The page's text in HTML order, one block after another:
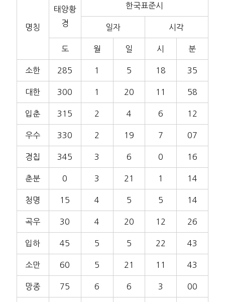
명칭
태양황
경
한국표준시
일자 시각
도 월 일 시 분
소한 285 1 5 18 35
대한 300 1 20 11 58
입춘 315 2 4 6 12
우수 330 2 19 7 07
경칩 345 3 6 0 16
춘분 0 3 21 1 14
청명 15 4 5 5 14
곡우 30 4 20 12 26
입하 45 5 5 22 43
소만 60 5 21 11 43
망종 75 6 6 3 00